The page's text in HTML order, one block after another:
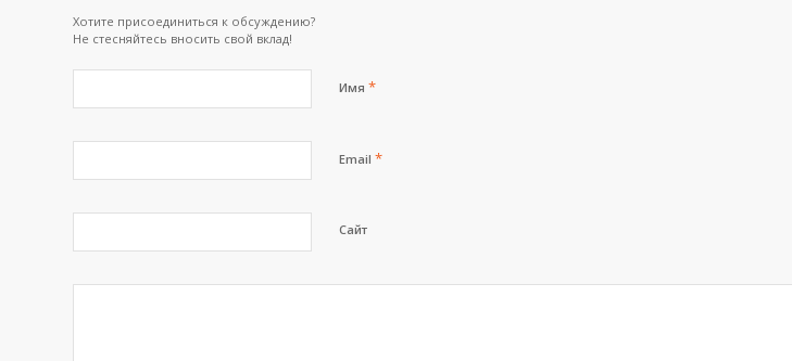
Хотите присоединиться к обсуждению?
Не стесняйтесь вносить свой вклад!
Имя *
Email *
Сайт